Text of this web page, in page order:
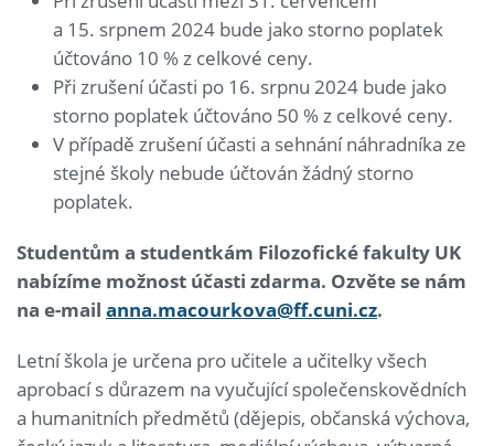
a 15. srpnem 2024 bude jako storno poplatek
účtováno 10 % z celkové ceny.
Při zrušení účasti po 16. srpnu 2024 bude jako
storno poplatek účtováno 50 % z celkové ceny.
V případě zrušení účasti a sehnání náhradníka ze
stejné školy nebude účtován žádný storno
poplatek.
Studentům a studentkám Filozofické fakulty UK
nabízíme možnost účasti zdarma. Ozvěte se nám
na e-mail anna.macourkova@ff.cuni.cz.
Letní škola je určena pro učitele a učitelky všech
aprobací s důrazem na vyučující společenskovědních
a humanitních předmětů (dějepis, občanská výchova,